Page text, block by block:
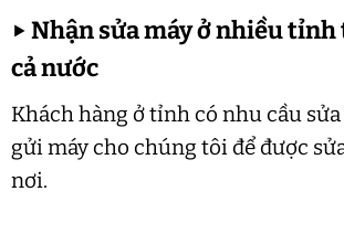
▶Nhận sửa máy ở nhiều
cả nước
Khách hàng ở tỉnh có nhu cầu
gửi máy cho chúng tôi để được
nơi.